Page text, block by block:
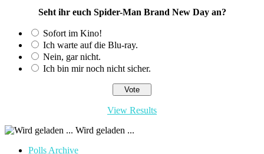
Seht ihr euch Spider-Man Brand New Day an?
Sofort im Kino!
Ich warte auf die Blu-ray.
Nein, gar nicht.
Ich bin mir noch nicht sicher.
View Results
Wird geladen ...
Polls Archive